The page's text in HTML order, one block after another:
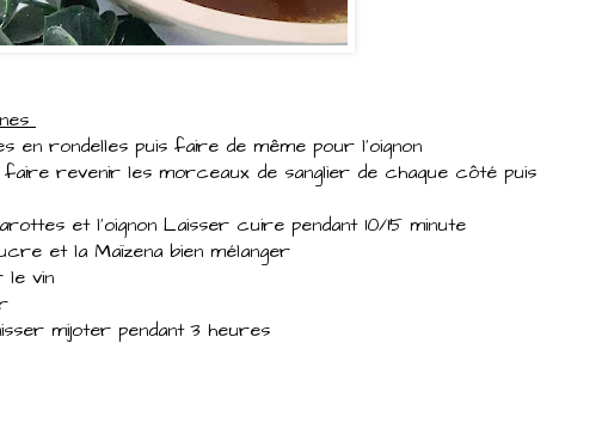
rondelles puis faire de même pour l'oignon
revenir les morceaux de sanglier de chaque côté puis
et l'oignon Laisser cuire pendant 10/15 minute
et la Maïzena bien mélanger
le vin
mijoter pendant 3 heures